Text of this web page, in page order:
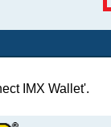
IMX Wallet'.